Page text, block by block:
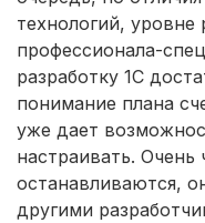
технологий, уровне
профессионала-
разработку 1С
понимание плана
уже дает
настраивать.
останавливаются,
другими